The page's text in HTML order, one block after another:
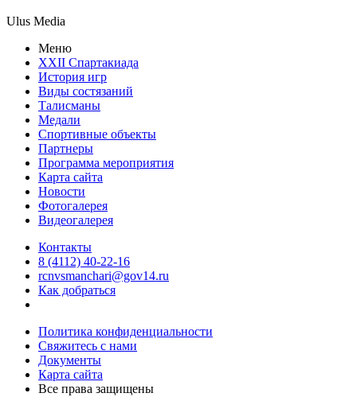
Ulus Media
Меню
XXII Спартакиада
История игр
Виды состязаний
Талисманы
Медали
Спортивные объекты
Партнеры
Программа мероприятия
Карта сайта
Новости
Фотогалерея
Видеогалерея
Контакты
8 (4112) 40-22-16
rcnvsmanchari@gov14.ru
Как добраться
Политика конфиденциальности
Свяжитесь с нами
Документы
Карта сайта
Все права защищены